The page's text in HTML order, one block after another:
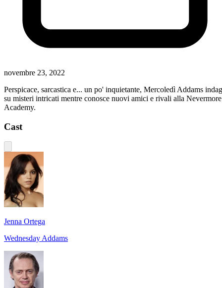
novembre 23, 2022
Perspicace, sarcastica e... un po' inquietante, Mercoledì Addams
su misteri intricati mentre conosce nuovi amici e rivali alla Nevermore
Academy.
Cast
Jenna Ortega
Wednesday Addams